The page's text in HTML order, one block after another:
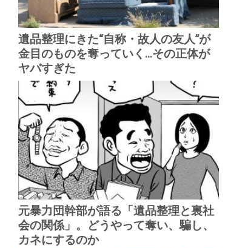
遺品整理にきた“自称・故人の友人”が
金目のものを奪っていく...その正体が
ヤバすぎた
元暴力団幹部が語る「遺品整理と裏社
会の関係」。どうやって奪い、騙し、
カネにするのか